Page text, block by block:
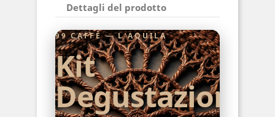
Dettagli del prodotto
99 CAFFÈ — L'AQUILA
Kit
Degustazione